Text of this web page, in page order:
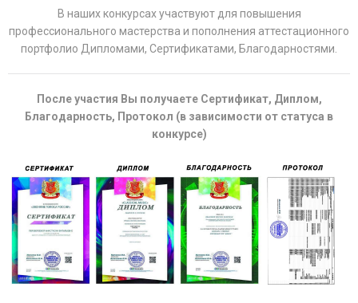
В наших конкурсах участвуют для повышения
профессионального мастерства и пополнения аттестационного
портфолио Дипломами, Сертификатами, Благодарностями.
После участия Вы получаете Сертификат, Диплом,
Благодарность, Протокол (в зависимости от статуса в
конкурсе)